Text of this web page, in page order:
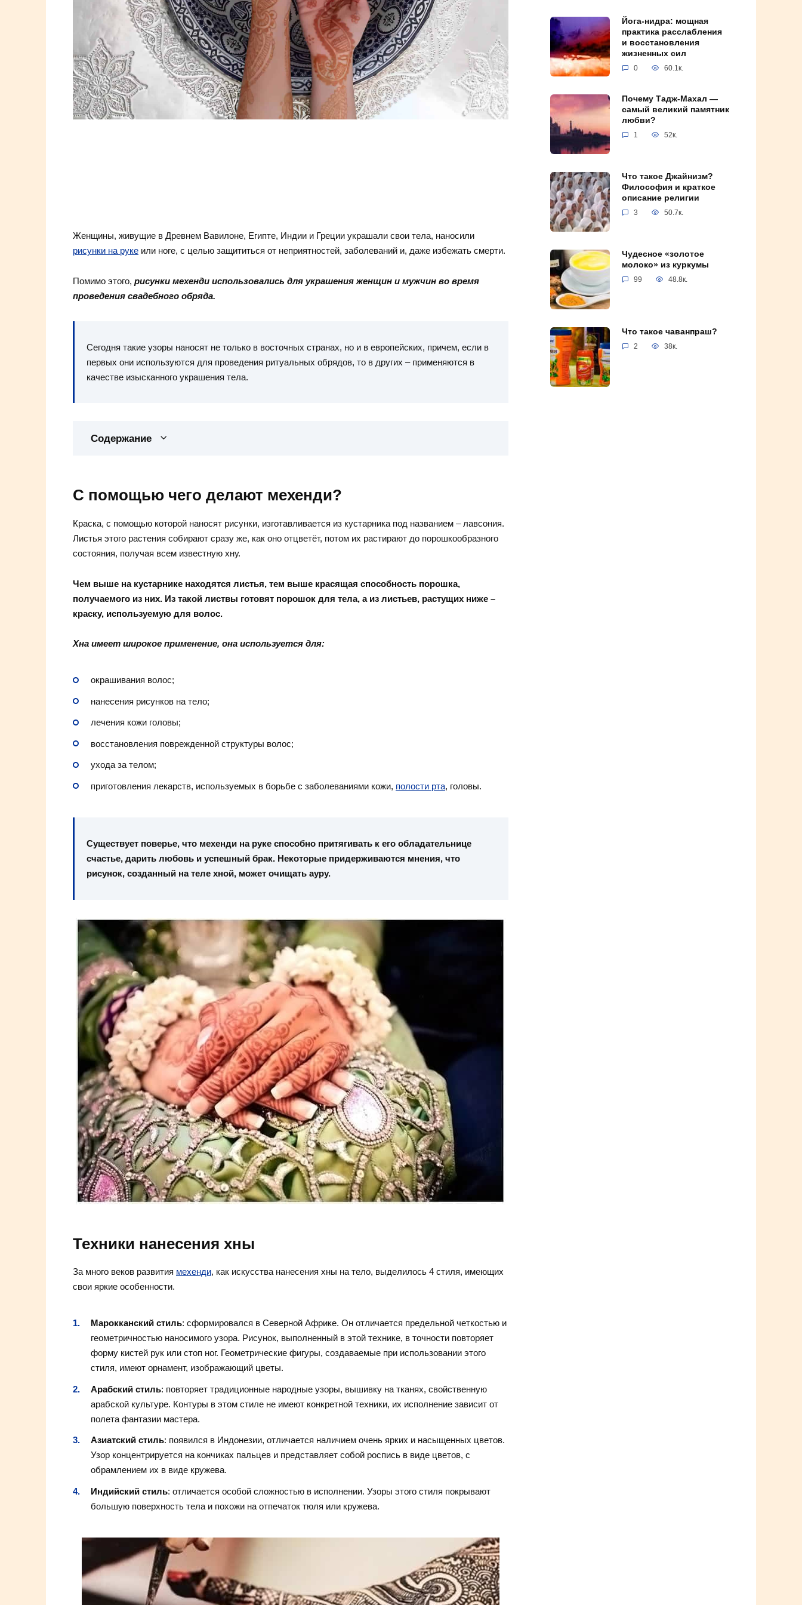
Женщины, живущие в Древнем Вавилоне, Египте, Индии и Греции украшали свои тела, наносили
рисунки на руке или ноге, с целью защититься от неприятностей, заболеваний и, даже избежать смерти.
Помимо этого, рисунки мехенди использовались для украшения женщин и мужчин во время
проведения свадебного обряда.
Сегодня такие узоры наносят не только в восточных странах, но и в европейских, причем, если в
первых они используются для проведения ритуальных обрядов, то в других – применяются в
качестве изысканного украшения тела.
Содержание
С помощью чего делают мехенди?
Краска, с помощью которой наносят рисунки, изготавливается из кустарника под названием – лавсония.
Листья этого растения собирают сразу же, как оно отцветёт, потом их растирают до порошкообразного
состояния, получая всем известную хну.
Чем выше на кустарнике находятся листья, тем выше красящая способность порошка,
получаемого из них. Из такой листвы готовят порошок для тела, а из листьев, растущих ниже –
краску, используемую для волос.
Хна имеет широкое применение, она используется для:
окрашивания волос;
нанесения рисунков на тело;
лечения кожи головы;
восстановления поврежденной структуры волос;
ухода за телом;
приготовления лекарств, используемых в борьбе с заболеваниями кожи, полости рта, головы.
Существует поверье, что мехенди на руке способно притягивать к его обладательнице
счастье, дарить любовь и успешный брак. Некоторые придерживаются мнения, что
рисунок, созданный на теле хной, может очищать ауру.
Техники нанесения хны
За много веков развития мехенди, как искусства нанесения хны на тело, выделилось 4 стиля, имеющих
свои яркие особенности.
Марокканский стиль: сформировался в Северной Африке. Он отличается предельной четкостью и
геометричностью наносимого узора. Рисунок, выполненный в этой технике, в точности повторяет
форму кистей рук или стоп ног. Геометрические фигуры, создаваемые при использовании этого
стиля, имеют орнамент, изображающий цветы.
Арабский стиль: повторяет традиционные народные узоры, вышивку на тканях, свойственную
арабской культуре. Контуры в этом стиле не имеют конкретной техники, их исполнение зависит от
полета фантазии мастера.
Азиатский стиль: появился в Индонезии, отличается наличием очень ярких и насыщенных цветов.
Узор концентрируется на кончиках пальцев и представляет собой роспись в виде цветов, с
обрамлением их в виде кружева.
Индийский стиль: отличается особой сложностью в исполнении. Узоры этого стиля покрывают
большую поверхность тела и похожи на отпечаток тюля или кружева.
Йога-нидра: мощная
практика расслабления
и восстановления
жизненных сил
0 60.1к.
Почему Тадж-Махал —
самый великий памятник
любви?
1 52к.
Что такое Джайнизм?
Философия и краткое
описание религии
3 50.7к.
Чудесное «золотое
молоко» из куркумы
99 48.8к.
Что такое чаванпраш?
2 38к.